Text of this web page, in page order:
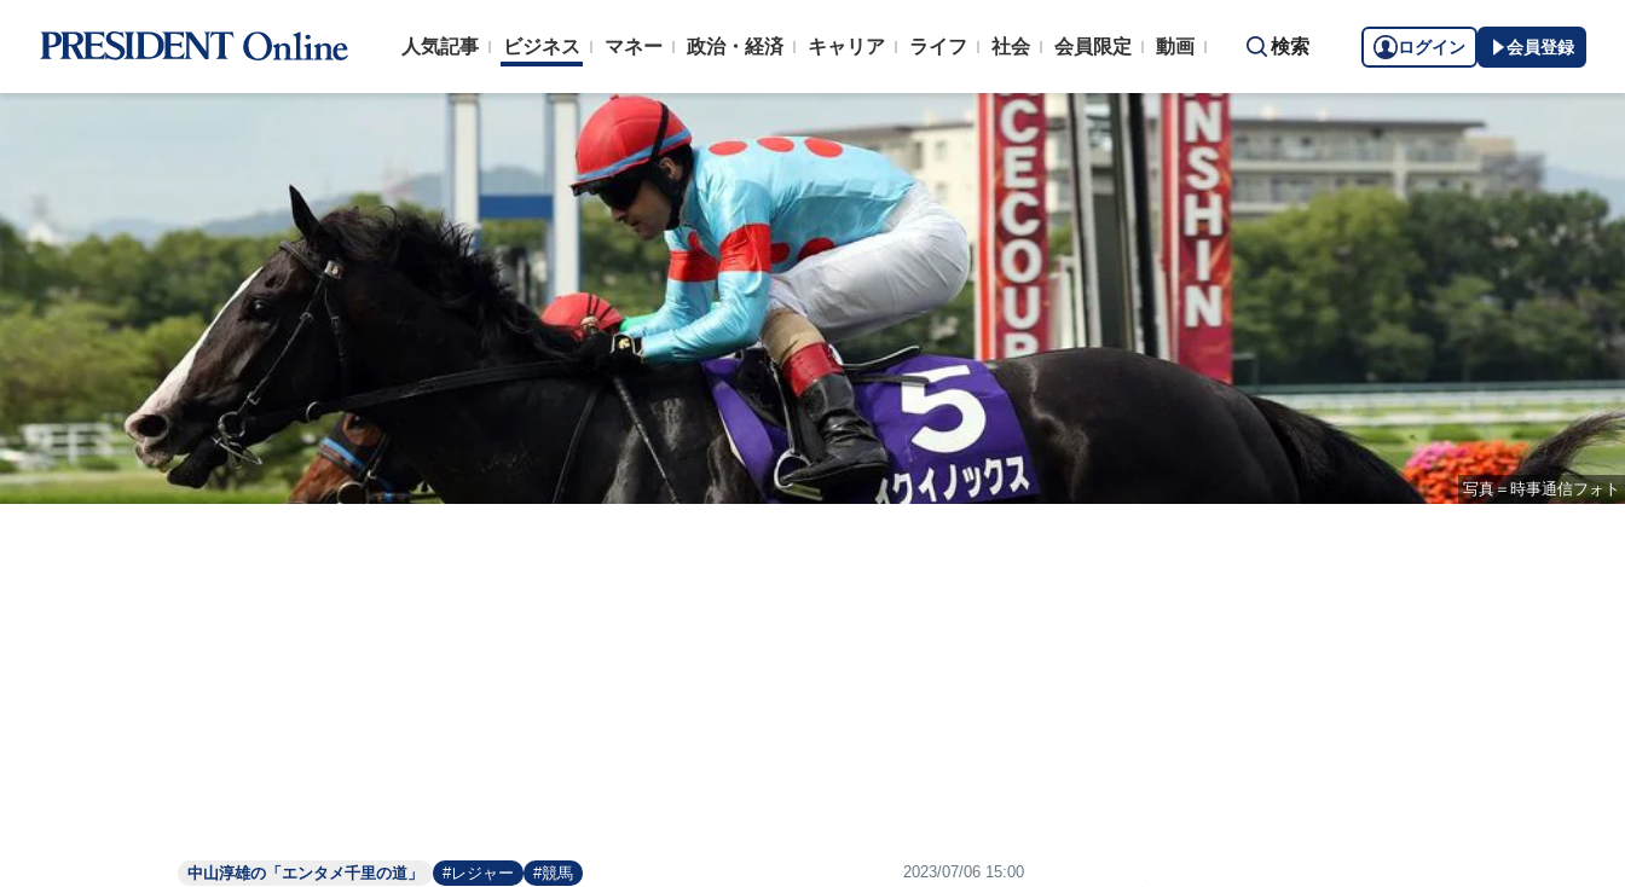
人気記事 ビジネス マネー 政治・経済 キャリア ライフ 社会 会員限定 動画 検索 ログイン 会員登録
写真＝時事通信フォト
中山淳雄の「エンタメ千里の道」 #レジャー #競馬 2023/07/06 15:00